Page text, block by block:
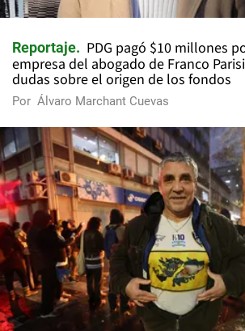
Reportaje
PDG pagó $10 millones
empresa del abogado de Franco
dudas sobre el origen de los fondos
Por Álvaro Marchant Cuevas